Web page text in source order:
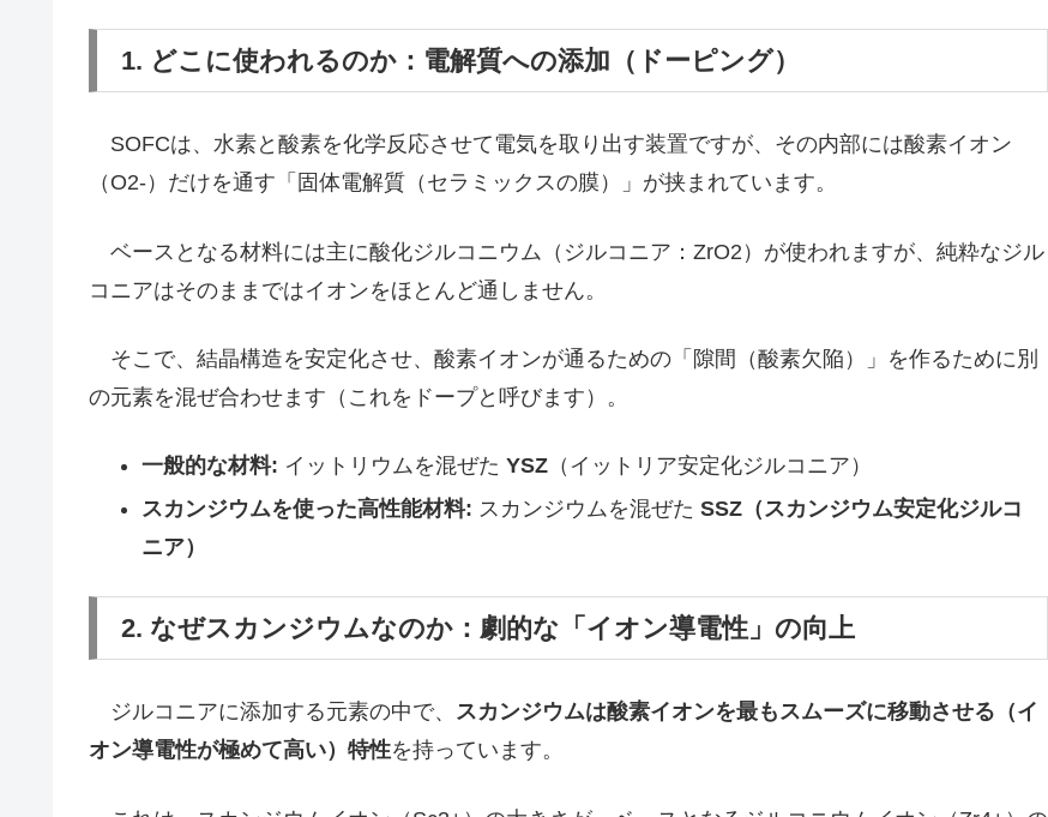
1. どこに使われるのか：電解質への添加（ドーピング）
SOFCは、水素と酸素を化学反応させて電気を取り出す装置ですが、その内部には酸素イオン
（O2-）だけを通す「固体電解質（セラミックスの膜）」が挟まれています。
ベースとなる材料には主に酸化ジルコニウム（ジルコニア：ZrO2）が使われますが、純粋なジル
コニアはそのままではイオンをほとんど通しません。
そこで、結晶構造を安定化させ、酸素イオンが通るための「隙間（酸素欠陥）」を作るために別
の元素を混ぜ合わせます（これをドープと呼びます）。
一般的な材料: イットリウムを混ぜた YSZ（イットリア安定化ジルコニア）
スカンジウムを使った高性能材料: スカンジウムを混ぜた SSZ（スカンジウム安定化ジルコ
ニア）
2. なぜスカンジウムなのか：劇的な「イオン導電性」の向上
ジルコニアに添加する元素の中で、 スカンジウムは酸素イオンを最もスムーズに移動させる（イ
オン導電性が極めて高い）特性を持っています。